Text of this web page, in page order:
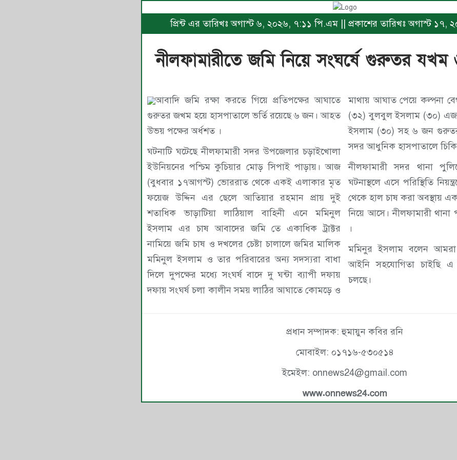
প্রিন্ট এর তারিখঃ অগাস্ট ৬, ২০২৬, ৭:১১ পি.এম || প্রকাশের তারিখঃ অগাস্ট
নীলফামারীতে জমি নিয়ে সংঘর্ষে গুরুতর
আবাদি জমি রক্ষা করতে গিয়ে প্রতিপক্ষের আঘাতে
গুরুতর জখম হয়ে হাসপাতালে ভর্তি রয়েছে ৬ জন। আহত
উভয় পক্ষের অর্ধশত ।
ঘটনাটি ঘটেছে নীলফামারী সদর উপজেলার চড়াইখোলা
ইউনিয়নের পশ্চিম কুচিয়ার মোড় সিপাই পাড়ায়। আজ
(বুধবার ১৭আগস্ট) ভোররাত থেকে একই এলাকার মৃত
ফয়েজ উদ্দিন এর ছেলে আতিয়ার রহমান প্রায় দুই
শতাধিক ভাড়াটিয়া লাঠিয়াল বাহিনী এনে মমিনুল
ইসলাম এর চাষ আবাদের জমি তে একাধিক ট্রাক্টর
নামিয়ে জমি চাষ ও দখলের চেষ্টা চালালে জমির মালিক
মমিনুল ইসলাম ও তার পরিবারের অন্য সদস্যরা বাধা
দিলে দুপক্ষের মধ্যে সংঘর্ষ বাদে দু ঘন্টা ব্যাপী দফায়
দফায় সংঘর্ষ চলা কালীন সময় লাঠির আঘাতে কোমড়ে ও
মাথায় আঘাত পেয়ে কল্পনা বেগম (৪৫)আমিনুর রহমান
(৩২) বুলবুল ইসলাম (৩০)
ইসলাম (৩০) সহ ৬ জন গুরুতর জখম হয়ে নীলফামারী
সদর আধুনিক হাসপাতালে
নীলফামারী সদর থানা
ঘটনাস্থলে এসে পরিস্থিতি
থেকে হাল চাষ করা অবস্থায়
নিয়ে আসে। নীলফামারী থানা পুলিশের এস আই মানিক
।
মমিনুর ইসলাম বলেন আমরা
আইনি সহযোগিতা চাইছি এ
চলছে।
প্রধান সম্পাদক: হুমায়ুন কবির রনি
মোবাইল: ০১৭১৬-৫৩০৫১৪
ইমেইল: onnews24@gmail.com
www.onnews24.com